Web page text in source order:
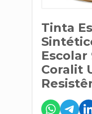
Tinta
Escolar
Coralit